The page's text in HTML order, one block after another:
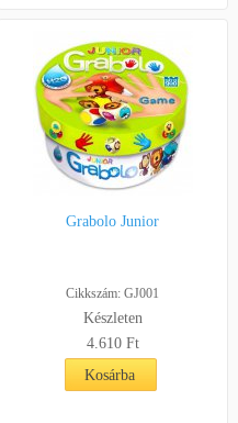
Grabolo Junior
Cikkszám: GJ001
Készleten
4.610 Ft
Kosárba